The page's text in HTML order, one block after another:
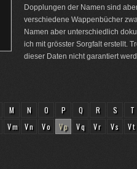
Dopplungen der Namen sind
verschiedene Wappenbücher
Namen aber unterschiedlich
ich mit grösster Sorgfalt erstellt.
dieser Daten nicht garantiert
M N O P Q R S T
Vm Vn Vo Vp Vq Vr Vs Vt